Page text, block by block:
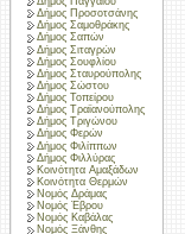
Δήμος Προσοτσάνης
Δήμος Σαμοθράκης
Δήμος Σαπών
Δήμος Σιταγρών
Δήμος Σουφλίου
Δήμος Σταυρούπολης
Δήμος Σώστου
Δήμος Τοπείρου
Δήμος Τραϊανούπολης
Δήμος Τριγώνου
Δήμος Φερών
Δήμος Φιλίππων
Δήμος Φιλλύρας
Κοινότητα Αμαξάδων
Κοινότητα Θερμών
Νομός Δράμας
Νομός Έβρου
Νομός Καβάλας
Νομός Ξάνθης